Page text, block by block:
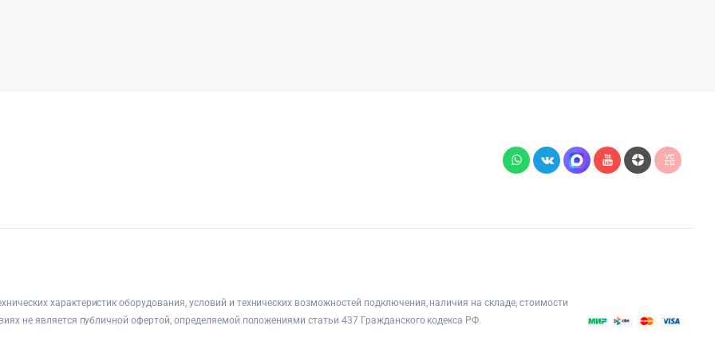
характеристик оборудования, условий и технических возможностей подключения, наличия на складе, стоимости
не является публичной офертой, определяемой положениями статьи 437 Гражданского кодекса РФ.